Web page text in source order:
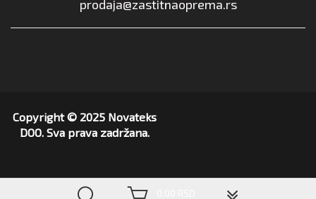
prodaja@zastitnaoprema.rs
Copyright © 2025 Novateks
DOO. Sva prava zadržana.
▼